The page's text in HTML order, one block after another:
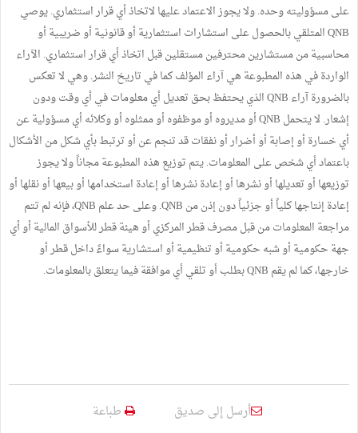
على مسؤوليته وحده. ولا يجوز الاعتماد عليها لاتخاذ أي قرار استثماري. يوصي
QNB المتلقي بالحصول على استشارات استثمارية أو قانونية أو ضريبية أو
محاسبية من مستشارين محترفين مستقلين قبل اتخاذ أي قرار استثماري. الآراء
الواردة في هذه المطبوعة هي آراء المؤلف كما في تاريخ النشر. وهي لا تعكس
بالضرورة آراء QNB الذي يحتفظ بحق تعديل أي معلومات في أي وقت ودون
إشعار. لا يتحمل QNB أو مديروه أو موظفوه أو ممثلوه أو وكلائه أي مسؤولية عن
أي خسارة أو إصابة أو أضرار أو نفقات قد تنجم عن أو ترتبط بأي شكل من الأشكال
باعتماد أي شخص على المعلومات. يتم توزيع هذه المطبوعة مجاناً ولا يجوز
توزيعها أو تعديلها أو نشرها أو إعادة نشرها أو إعادة استخدامها أو بيعها أو نقلها أو
إعادة إنتاجها كلياً أو جزئياً دون إذن من QNB. وعلى حد علم QNB، فإنه لم تتم
مراجعة المعلومات من قبل مصرف قطر المركزي أو هيئة قطر للأسواق المالية أو أي
جهة حكومية أو شبه حكومية أو تنظيمية أو استشارية سواءً داخل قطر أو
خارجها، كما لم يقم QNB بطلب أو تلقي أي موافقة فيما يتعلق بالمعلومات.
أرسل إلى صديق طباعة